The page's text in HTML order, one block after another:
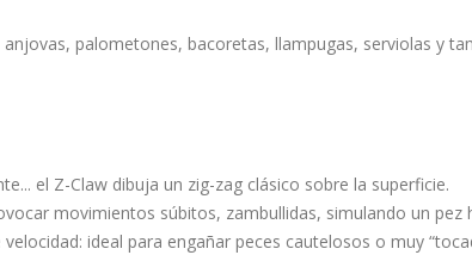
palometones, bacoretas, llampugas, serviolas y
el Z-Claw dibuja un zig-zag clásico sobre la superficie.
movimientos súbitos, zambullidas, simulando un
ideal para engañar peces cautelosos o muy